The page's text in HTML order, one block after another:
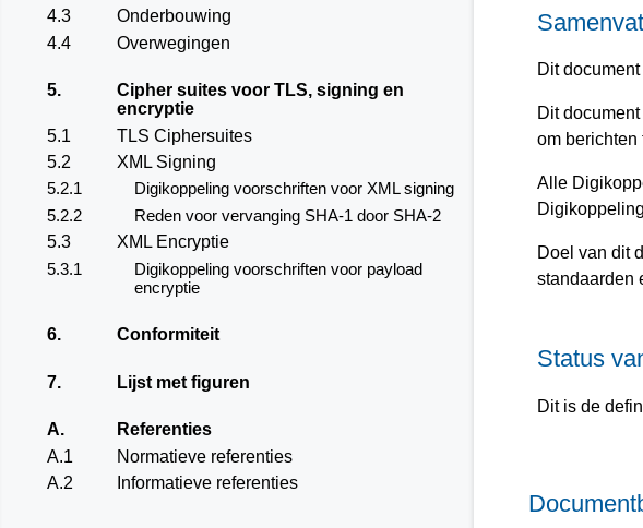
Dit
Dit
om berichten
Alle
Doel van dit
standaarden
Status
Dit is de
4.3
Onderbouwing
4.4
Overwegingen
5.
Cipher suites voor TLS, signing en
encryptie
5.1
TLS Ciphersuites
5.2
XML Signing
5.2.1
Digikoppeling voorschriften voor XML signing
5.2.2
Reden voor vervanging SHA-1 door SHA-2
5.3
XML Encryptie
5.3.1
Digikoppeling voorschriften voor payload
encryptie
6. Conformiteit
7. Lijst met figuren
A.
Referenties
A.1
Normatieve referenties
A.2
Informatieve referenties